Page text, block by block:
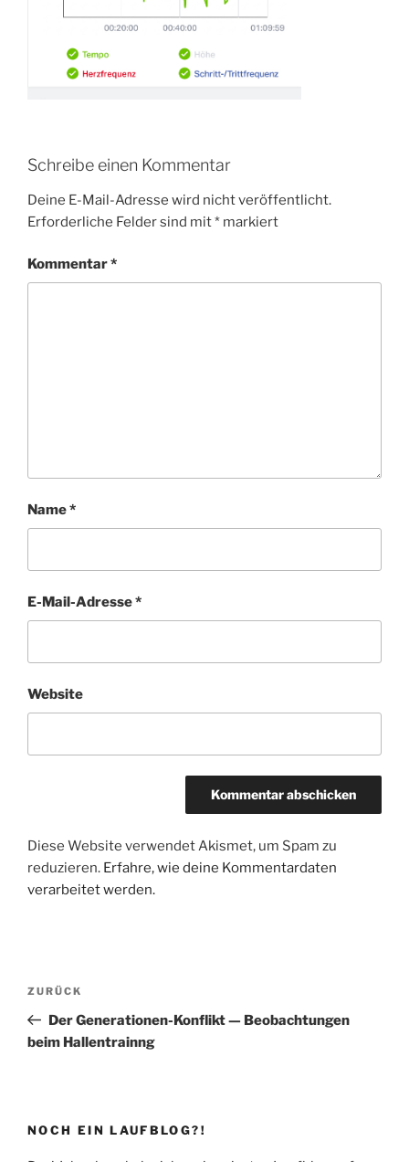
Schreibe einen Kommentar
Deine E-Mail-Adresse wird nicht veröffentlicht.
Erforderliche Felder sind mit* markiert
Kommentar*
Name*
E-Mail-Adresse*
Website
Diese Website verwendet Akismet, um Spam zu
reduzieren. Erfahre, wie deine Kommentardaten
verarbeitet werden.
Beitragsnavigation
Vorheriger
Beitrag
ZURÜCK
Der Generationen-Konflikt — Beobachtungen
beim Hallentrainng
NOCH EIN LAUFBLOG?!